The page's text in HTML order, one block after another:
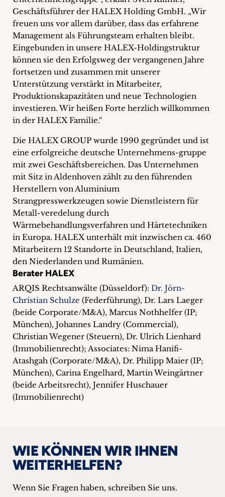
Presseanfragen
Kontakt
Geschäftsführer der HALEX Holding GmbH. „Wir
freuen uns vor allem darüber, dass das erfahrene
Management als Führungsteam erhalten bleibt.
Eingebunden in unsere HALEX-Holdingstruktur
können sie den Erfolgsweg der vergangenen Jahre
fortsetzen und zusammen mit unserer
Unterstützung verstärkt in Mitarbeiter,
Produktionskapazitäten und neue Technologien
investieren. Wir heißen Forte herzlich willkommen
in der HALEX Familie.“
Die HALEX GROUP wurde 1990 gegründet und ist
eine erfolgreiche deutsche Unternehmens-gruppe
mit zwei Geschäftsbereichen. Das Unternehmen
mit Sitz in Aldenhoven zählt zu den führenden
Herstellern von Aluminium
Strangpresswerkzeugen sowie Dienstleistern für
Metall-veredelung durch
Wärmebehandlungsverfahren und Härtetechniken
in Europa. HALEX unterhält mit inzwischen ca. 460
Mitarbeitern 12 Standorte in Deutschland, Italien,
den Niederlanden und Rumänien.
Berater HALEX
ARQIS Rechtsanwälte (Düsseldorf): Dr. Jörn-
Christian Schulze (Federführung), Dr. Lars Laeger
(beide Corporate/M&A), Marcus Nothhelfer (IP;
München), Johannes Landry (Commercial),
Christian Wegener (Steuern), Dr. Ulrich Lienhard
(Immobilienrecht); Associates: Nima Hanifi-
Atashgah (Corporate/M&A), Dr. Philipp Maier (IP;
München), Carina Engelhard, Martin Weingärtner
(beide Arbeitsrecht), Jennifer Huschauer
(Immobilienrecht)
WIE KÖNNEN WIR IHNEN
WEITERHELFEN?
Wenn Sie Fragen haben, schreiben Sie uns.